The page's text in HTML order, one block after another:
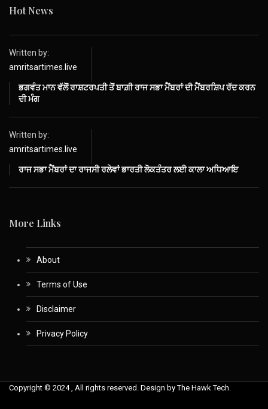
Hot News
Written by:
amritsartimes.live
ਭਗਵੰਤ ਮਾਨ ਵੱਲੋਂ ਰਾਸ਼ਟਰਪਤੀ ਤੋਂ ਬਾਗ਼ੀ ਰਾਜ ਸਭਾ ਮੈਂਬਰਾਂ ਦੀ ਮੈਂਬਰਸ਼ਿਪ ਰੱਦ ਕਰਨ
ਦੀ ਮੰਗ
Written by:
amritsartimes.live
ਰਾਜ ਸਭਾ ਮੈਂਬਰਾਂ ਦਾ ਰਾਜਸੀ ਰਲੇਵਾਂ ਭਾਰਤੀ ਲੋਕਤੰਤਰ ਲਈ ਕਾਲਾ ਅਧਿਆਇ
More Links
About
Terms of Use
Disclaimer
Privacy Policy
Copyright © 2024 , All rights reserved. Design by The Hawk Tech.